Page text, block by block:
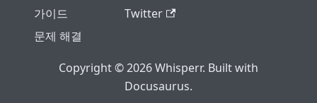
가이드
문제 해결
Twitter
Copyright © 2026 Whisperr. Built with
Docusaurus.